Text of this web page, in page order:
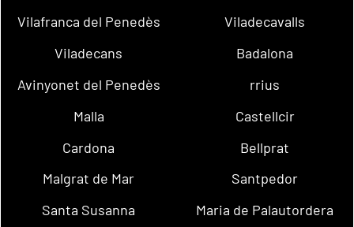
Vilafranca del Penedès
Viladecavalls
Viladecans
Badalona
Avinyonet del Penedès
rrius
Malla
Castellcir
Cardona
Bellprat
Malgrat de Mar
Santpedor
Santa Susanna
Maria de Palautordera